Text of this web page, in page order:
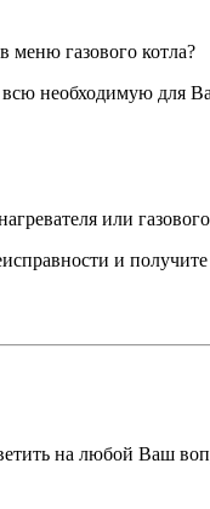
меню газового котла?
необходимую для
или
и
на любой Ваш